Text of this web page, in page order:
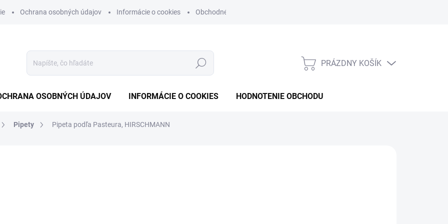
Ochrana osobných údajov Informácie o cookies Obchodné podmienky
Hľadať
NÁKUPNÝ
PRÁZDNY KOŠÍK
OSOBNÝCH ÚDAJOV INFORMÁCIE O COOKIES HODNOTENIE OBCHODU
Pipety Pipeta podľa Pasteura, HIRSCHMANN